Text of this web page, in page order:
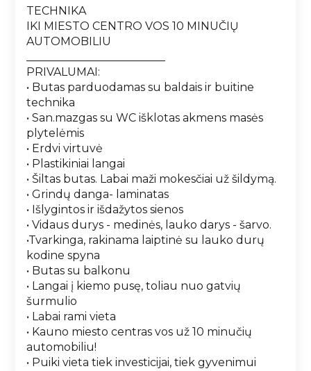
TECHNIKA
IKI MIESTO CENTRO VOS 10 MINUČIŲ
AUTOMOBILIU
PRIVALUMAI:
• Butas parduodamas su baldais ir buitine
technika
• San.mazgas su WC išklotas akmens masės
plytelėmis
• Erdvi virtuvė
• Plastikiniai langai
• Šiltas butas. Labai maži mokesčiai už šildymą.
• Grindų danga- laminatas
• Išlygintos ir išdažytos sienos
• Vidaus durys - medinės, lauko darys - šarvo.
•Tvarkinga, rakinama laiptinė su lauko durų
kodine spyna
• Butas su balkonu
• Langai į kiemo pusę, toliau nuo gatvių
šurmulio
• Labai rami vieta
• Kauno miesto centras vos už 10 minučių
automobiliu!
• Puiki vieta tiek investicijai, tiek gyvenimui